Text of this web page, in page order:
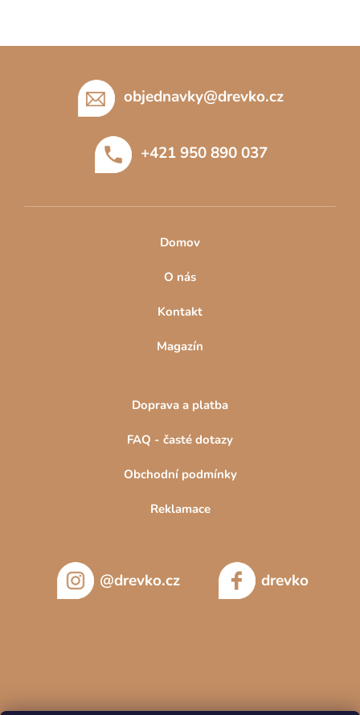
objednavky@drevko.cz
+421 950 890 037
Domov
O nás
Kontakt
Magazín
Doprava a platba
FAQ - časté dotazy
Obchodní podmínky
Reklamace
@drevko.cz drevko